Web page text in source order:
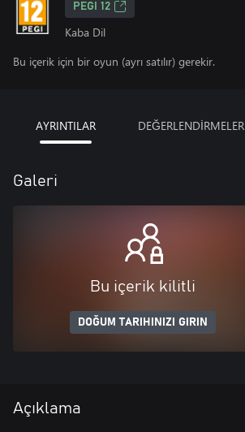
PEGI 12
Kaba Dil
Bu içerik için bir oyun (ayrı satılır) gerekir.
AYRINTILAR DEĞERLENDİRMELER
Galeri
Bu içerik kilitli
DOĞUM TARIHINIZI GIRIN
Açıklama